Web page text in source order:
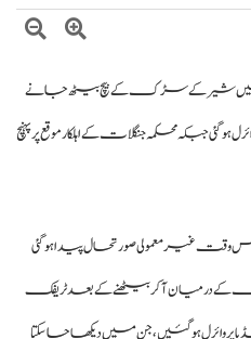
شیر کے سڑک کے بیچ بیٹھ جانے
گئی جبکہ محکمہ جنگلات کے اہلکار موقع پر پہنچ
غیر معمولی صورتحال پیدا ہوگئی
آکر بیٹھنے کے بعد ٹریفک
پر وائرل ہو گئیں، جن میں دیکھا جا سکتا